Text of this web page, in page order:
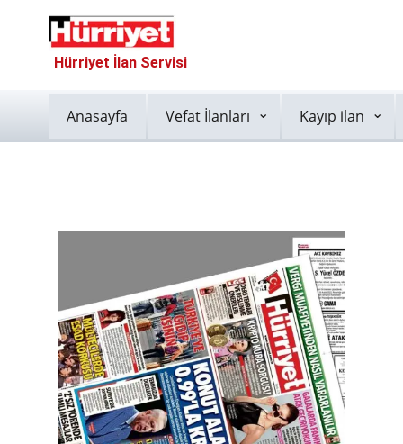
Hürriyet İlan Servisi
Anasayfa Vefat İlanları Kayıp ilan